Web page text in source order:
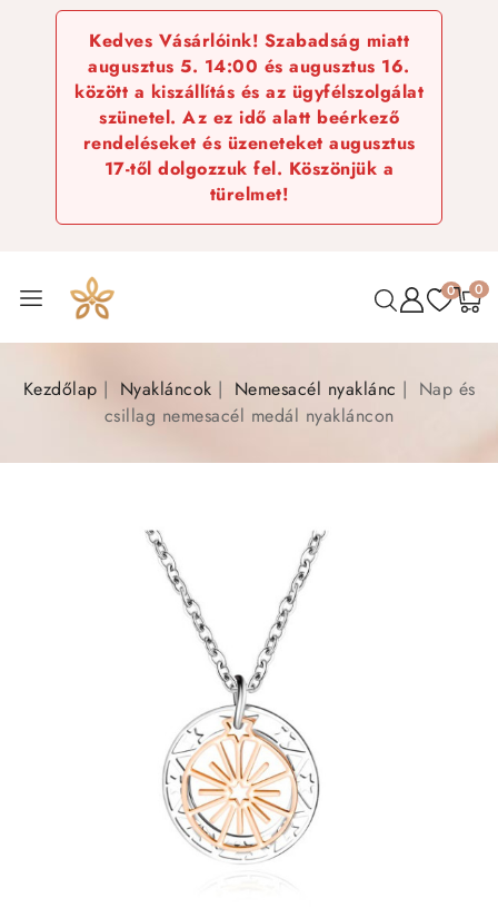
Kedves Vásárlóink! Szabadság miatt
augusztus 5. 14:00 és augusztus 16.
között a kiszállítás és az ügyfélszolgálat
szünetel. Az ez idő alatt beérkező
rendeléseket és üzeneteket augusztus
17-től dolgozzuk fel. Köszönjük a
türelmet!
0 0
Kezdőlap Nyakláncok Nemesacél nyaklánc
Nap és
csillag nemesacél medál nyakláncon